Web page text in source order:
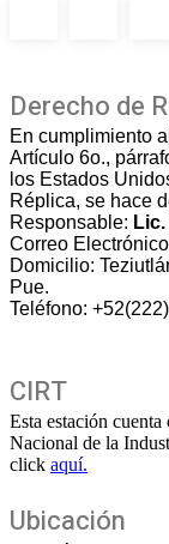
Derecho de
En cumplimiento
Artículo 6o.,
los Estados
Réplica, se hace
Responsable:
Correo
Domicilio:
Pue.
Teléfono:
CIRT
Esta estación
Nacional de la
click aquí.
Ubicación